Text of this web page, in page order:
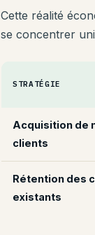
Cette réalité
se concentrer
STRATÉGIE
Acquisition de
clients
Rétention des
existants